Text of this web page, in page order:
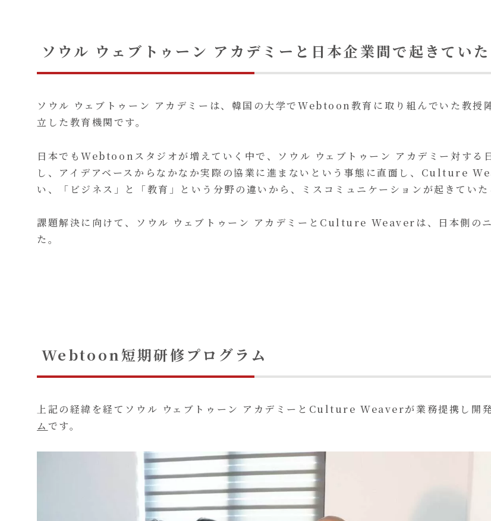
ソウル ウェブトゥーン アカデミーと日本企業間で起きてい
ソウル ウェブトゥーン アカデミーは、韓国の大学でWebtoon教育に取り組んでいた教授
立した教育機関です。
日本でもWebtoonスタジオが増えていく中で、ソウル ウェブトゥーン アカデミー対する
し、アイデアベースからなかなか実際の協業に進まないという事態に直面し、Culture
い、「ビジネス」と「教育」という分野の違いから、ミスコミュニケーションが起きていた
課題解決に向けて、ソウル ウェブトゥーン アカデミーとCulture Weaverは、日本側の
た。
Webtoon短期研修プログラム
上記の経緯を経てソウル ウェブトゥーン アカデミーとCulture Weaverが業務提携し開発
ム です。